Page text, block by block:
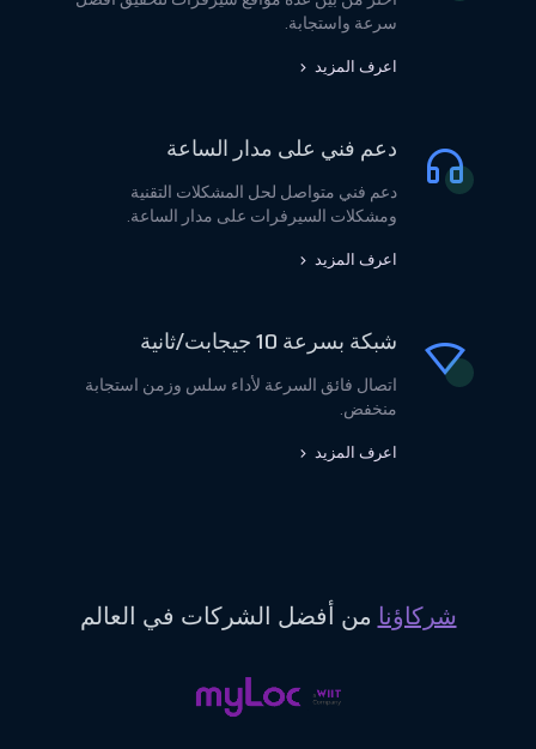
سرعة واستجابة.
اعرف المزيد
دعم فني على مدار الساعة
دعم فني متواصل لحل المشكلات التقنية
ومشكلات السيرفرات على مدار الساعة.
اعرف المزيد
شبكة بسرعة 10 جيجابت/ثانية
اتصال فائق السرعة لأداء سلس وزمن استجابة
منخفض.
اعرف المزيد
شركاؤنامن أفضل الشركات في العالم